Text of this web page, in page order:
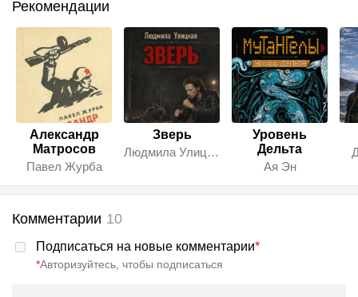
Рекомендации
Александр
Матросов
Павел Журба
Зверь
Людмила Улицкая
Уровень
Дельта
Ая Эн
Комментарии 10
Подписаться на новые комментарии*
*Авторизуйтесь, чтобы подписаться